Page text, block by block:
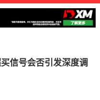
信号会否引发深度调